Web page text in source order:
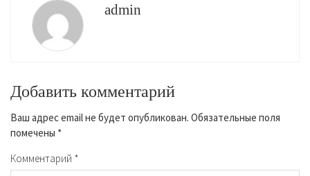
admin
Добавить комментарий
Ваш адрес email не будет опубликован. Обязательные поля
помечены *
Комментарий *